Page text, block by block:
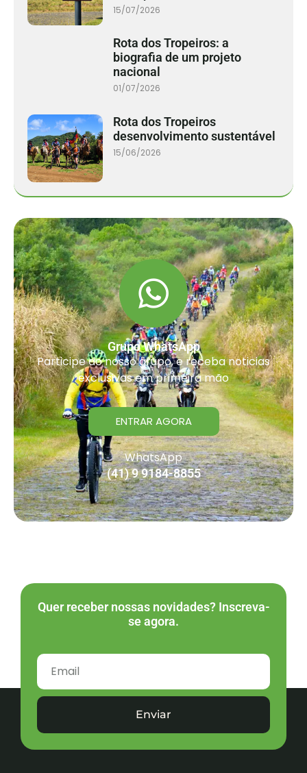
15/07/2026
Rota dos Tropeiros: a
biografia de um projeto
nacional
01/07/2026
Rota dos Tropeiros
desenvolvimento sustentável
15/06/2026
Grupo WhatsApp
Participe do nosso grupo, e receba noticias
exclusivas em primeira mão
ENTRAR AGORA
WhatsApp
(41) 9 9184-8855
Quer receber nossas novidades? Inscreva-
se agora.
Enviar